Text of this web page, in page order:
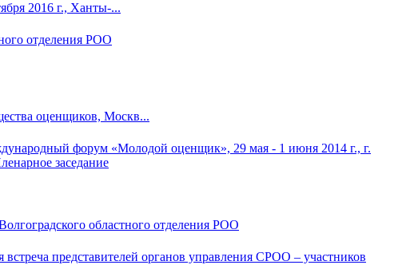
2016 г., Ханты-...
оценщиков, Москв...
областного отделения РОО